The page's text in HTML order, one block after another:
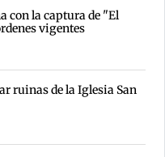
con la captura de "El
vigentes
ruinas de la Iglesia San